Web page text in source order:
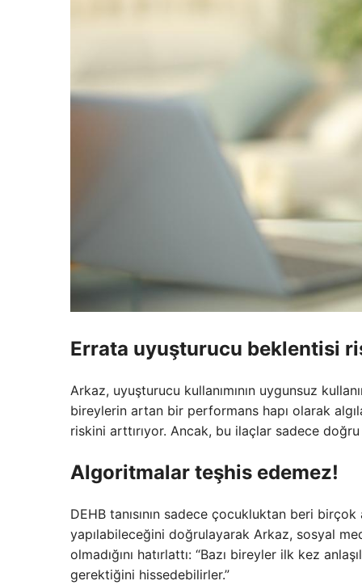
Errata uyuşturucu beklentisi
Arkaz, uyuşturucu kullanımının uygunsuz
bireylerin artan bir performans hapı olarak
riskini arttırıyor. Ancak, bu ilaçlar sadece
Algoritmalar teşhis edemez!
DEHB tanısının sadece çocukluktan beri
yapılabileceğini doğrulayarak Arkaz, sosyal
olmadığını hatırlattı: “Bazı bireyler ilk kez
gerektiğini hissedebilirler.”